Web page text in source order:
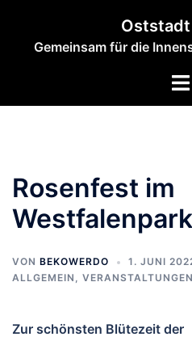
springenGemeinsam für die
Rosenfest im
Westfalenpark
VON BEKOWERDO
1. JUNI
ALLGEMEIN , VERANSTALTUNGEN
Zur schönsten Blütezeit der